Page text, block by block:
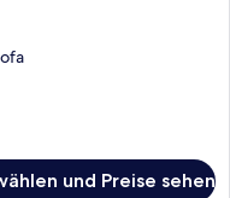
und Preise sehen